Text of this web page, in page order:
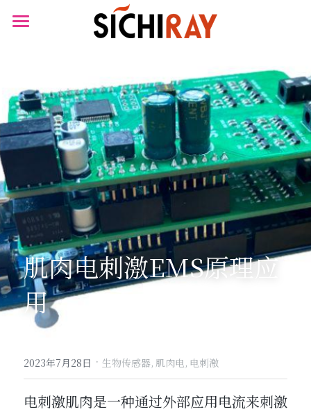
产品知识库
BLOG
B站视频
关于我们
搜索
肌肉电刺激EMS原理应
用
2023年7月28日 · 生物传感器, 肌肉电, 电刺激
电刺激肌肉是一种通过外部应用电流来刺激
商品分类
生物传感器